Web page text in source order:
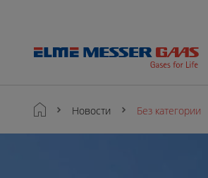
Новости Без категории